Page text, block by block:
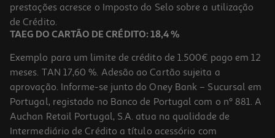
399,99 €
prestações acresce o Imposto do Selo sobre a utilização
de Crédito.
TAEG DO CARTÃO DE CRÉDITO: 18,4 %
Exemplo para um limite de crédito de 1.500€ pago em 12
meses. TAN 17,60 %. Adesão ao Cartão sujeita a
aprovação. Informe-se junto do Oney Bank – Sucursal em
Portugal, registado no Banco de Portugal com o nº 881. A
Auchan Retail Portugal, S.A. atua na qualidade de
Intermediário de Crédito a título acessório com